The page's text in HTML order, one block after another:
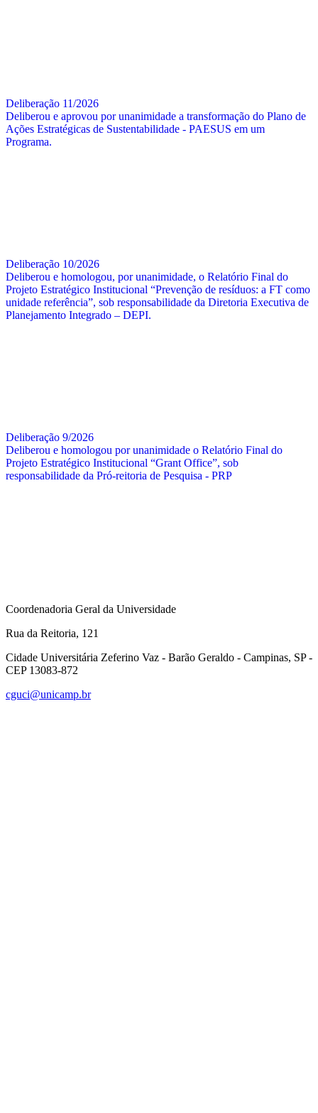
Deliberação 11/2026
Deliberou e aprovou por unanimidade a transformação do Plano de
Ações Estratégicas de Sustentabilidade - PAESUS em um
Programa.
Deliberação 10/2026
Deliberou e homologou, por unanimidade, o Relatório Final do
Projeto Estratégico Institucional “Prevenção de resíduos: a FT como
unidade referência”, sob responsabilidade da Diretoria Executiva de
Planejamento Integrado – DEPI.
Deliberação 9/2026
Deliberou e homologou por unanimidade o Relatório Final do
Projeto Estratégico Institucional “Grant Office”, sob
responsabilidade da Pró-reitoria de Pesquisa - PRP
Coordenadoria Geral da Universidade
Rua da Reitoria, 121
Cidade Universitária Zeferino Vaz - Barão Geraldo - Campinas, SP -
CEP 13083-872
cguci@unicamp.br